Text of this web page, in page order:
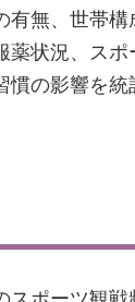
無、世帯構
薬状況、スポ
慣の影響を